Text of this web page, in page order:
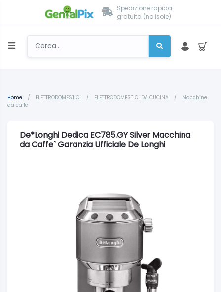
Spedizione rapida
gratuita (no isole)
Home / ELETTRODOMESTICI / ELETTRODOMESTICI DA CUCINA /
Macchine
da caffè
De*Longhi Dedica EC785.GY Silver Macchina
da Caffe` Garanzia Ufficiale De Longhi